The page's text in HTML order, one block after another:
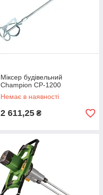
Міксер будівельний
Champion CP-1200
Немає в наявності
2 611,25 ₴